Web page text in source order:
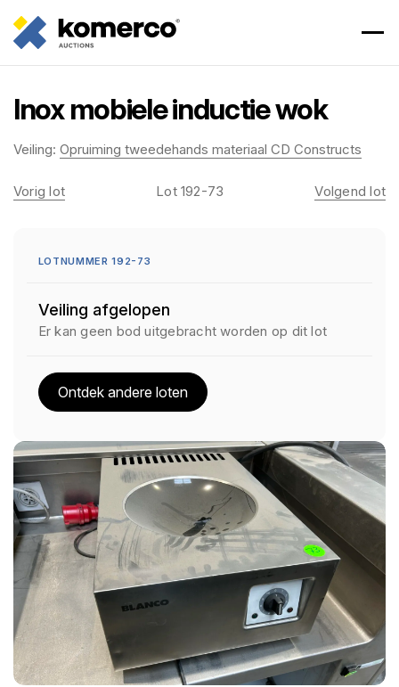
Inox mobiele inductie wok
Veiling: Opruiming tweedehands materiaal CD Constructs
Vorig lot Lot 192-73 Volgend lot
LOTNUMMER 192-73
Veiling afgelopen
Er kan geen bod uitgebracht worden op dit lot
Ontdek andere loten